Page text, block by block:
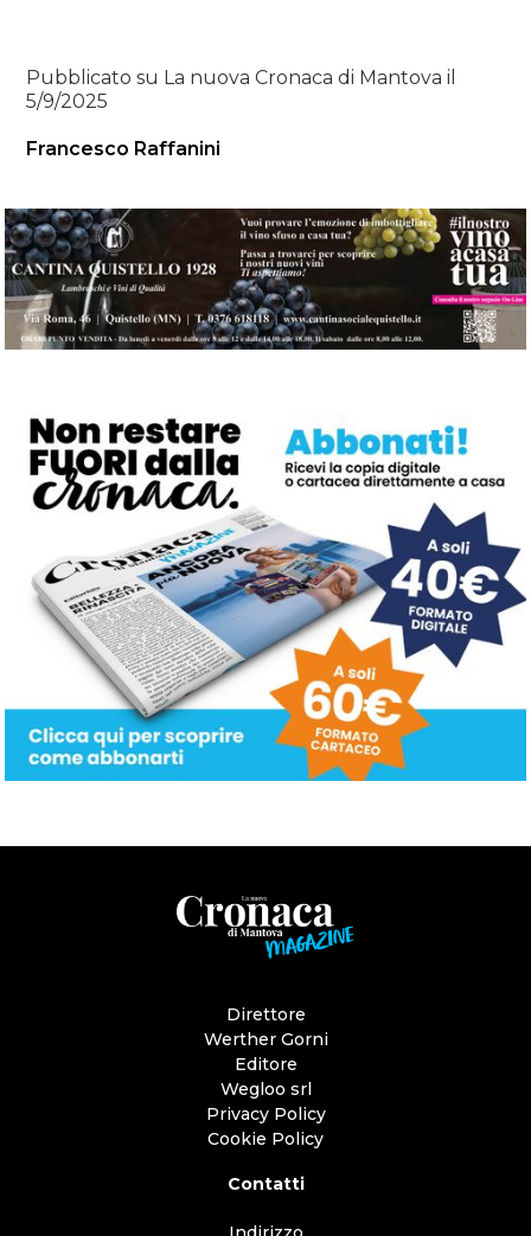
Pubblicato su La nuova Cronaca di Mantova il
5/9/2025
Francesco Raffanini
Direttore
Werther Gorni
Editore
Wegloo srl
Privacy Policy
Cookie Policy
Contatti